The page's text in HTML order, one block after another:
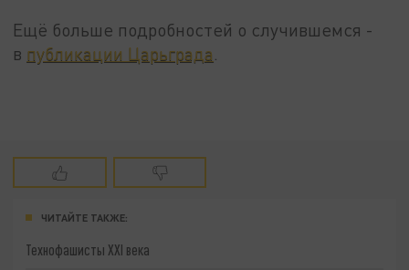
Ещё больше подробностей о случившемся -
в публикации Царьграда
ЧИТАЙТЕ ТАКЖЕ:
Технофашисты XXI века